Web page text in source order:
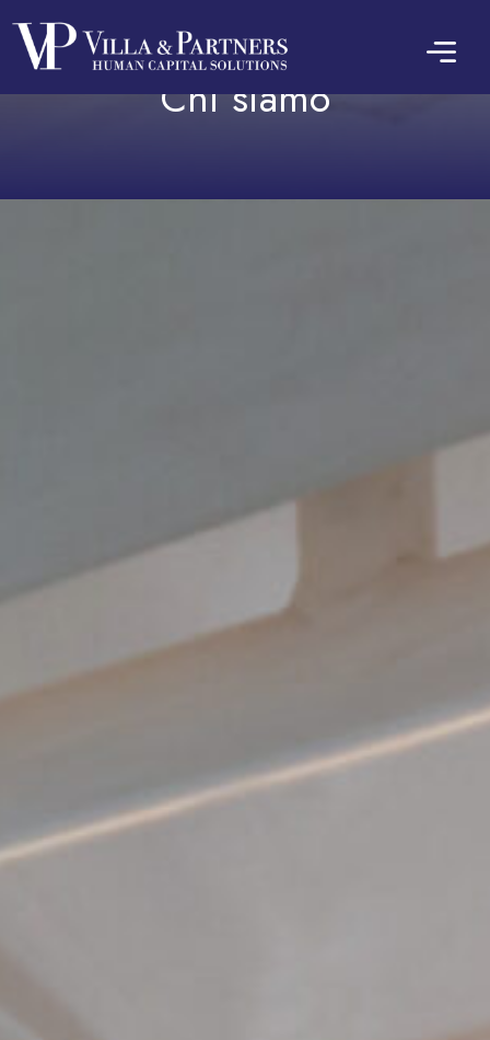
Villa & Partners
Chi siamo